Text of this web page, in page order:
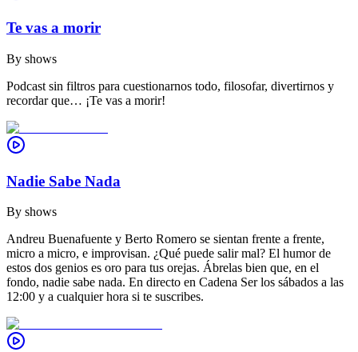
Te vas a morir
By shows
Podcast sin filtros para cuestionarnos todo, filosofar, divertirnos y
recordar que… ¡Te vas a morir!
Nadie Sabe Nada
By shows
Andreu Buenafuente y Berto Romero se sientan frente a frente,
micro a micro, e improvisan. ¿Qué puede salir mal? El humor de
estos dos genios es oro para tus orejas. Ábrelas bien que, en el
fondo, nadie sabe nada. En directo en Cadena Ser los sábados a las
12:00 y a cualquier hora si te suscribes.